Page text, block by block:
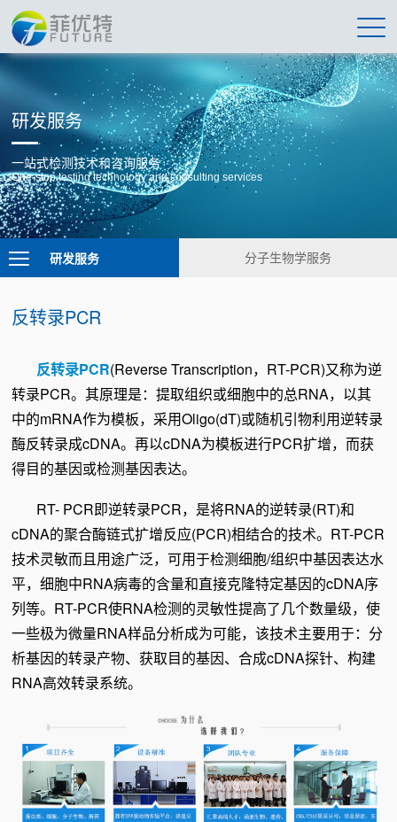
研发服务
一站式检测技术和咨询服务
One-stop testing technology and consulting services
研发服务 分子生物学服务
反转录PCR
反转录PCR(Reverse Transcription，RT-PCR)又称为逆
转录PCR。其原理是：提取组织或细胞中的总RNA，以其
中的mRNA作为模板，采用Oligo(dT)或随机引物利用逆转录
酶反转录成cDNA。再以cDNA为模板进行PCR扩增，而获
得目的基因或检测基因表达。
RT- PCR即逆转录PCR，是将RNA的逆转录(RT)和
cDNA的聚合酶链式扩增反应(PCR)相结合的技术。RT-PCR
技术灵敏而且用途广泛，可用于检测细胞/组织中基因表达水
平，细胞中RNA病毒的含量和直接克隆特定基因的cDNA序
列等。RT-PCR使RNA检测的灵敏性提高了几个数量级，使
一些极为微量RNA样品分析成为可能，该技术主要用于：分
析基因的转录产物、获取目的基因、合成cDNA探针、构建
RNA高效转录系统。